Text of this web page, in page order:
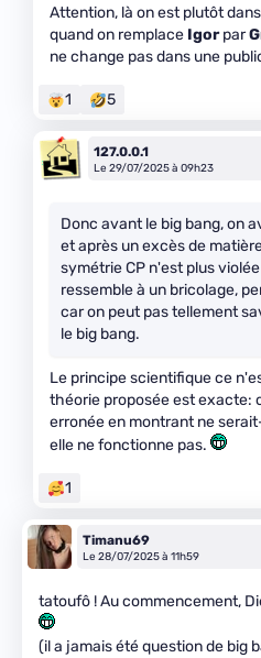
Attention, là on est plutôt
quand on remplace Igorpar
ne change pas dans une
1 5
127.0.0.1
Le 29/07/2025 à 09h23
Donc avant le big bang, on
et après un excès de
symétrie CP n'est plus
ressemble à un bricolage,
car on peut pas tellement
le big bang.
Le principe scientifique ce
théorie proposée est exacte:
erronée en montrant ne
elle ne fonctionne pas.
1
Timanu69
Le 28/07/2025 à 11h59
tatoufô ! Au commencement,
(il a jamais été question de big